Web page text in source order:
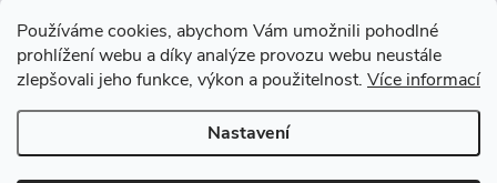
Používáme cookies, abychom Vám umožnili pohodlné
prohlížení webu a díky analýze provozu webu neustále
zlepšovali jeho funkce, výkon a použitelnost. Více informací
Nastavení
Crystalpool s.r.o.
Copyright 2026Crystalpool e-shop. Všechna práva vyhrazena.Upravit